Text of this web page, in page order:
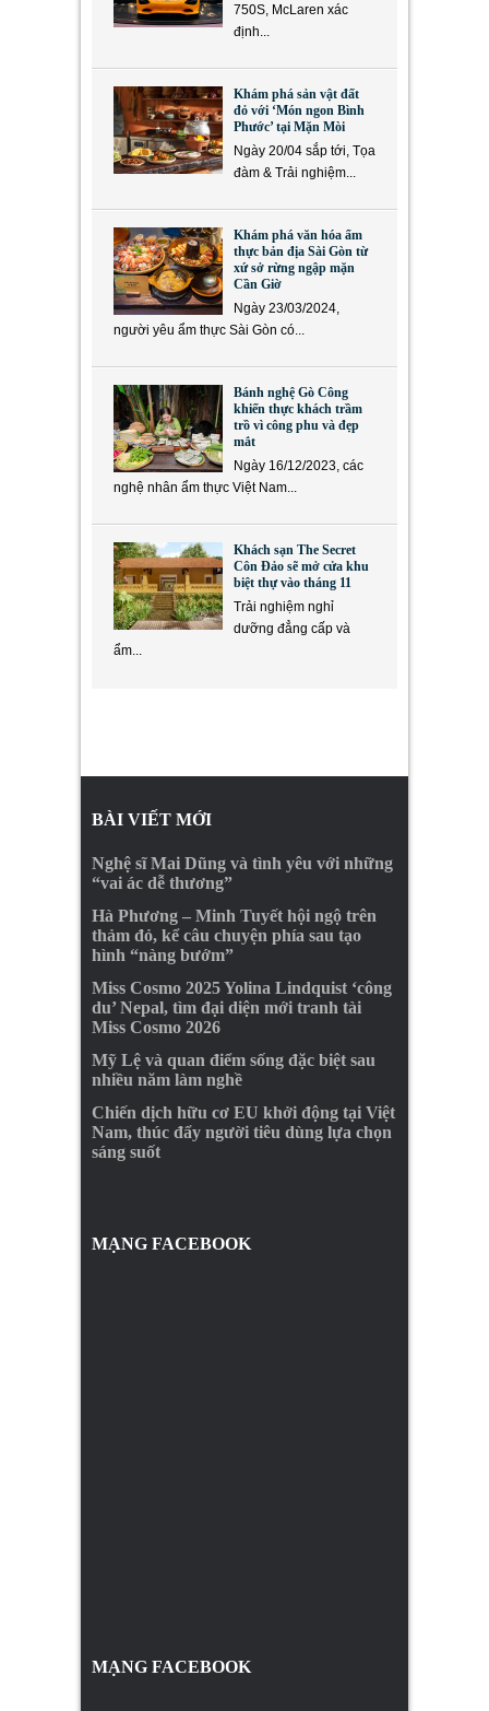
750S, McLaren xác
định...
Khám phá sản vật đất
đỏ với ‘Món ngon Bình
Phước’ tại Mặn Mòi
Ngày 20/04 sắp tới, Tọa
đàm & Trải nghiệm...
Khám phá văn hóa ẩm
thực bản địa Sài Gòn từ
xứ sở rừng ngập mặn
Cần Giờ
Ngày 23/03/2024,
người yêu ẩm thực Sài Gòn có...
Bánh nghệ Gò Công
khiến thực khách trầm
trồ vì công phu và đẹp
mắt
Ngày 16/12/2023, các
nghệ nhân ẩm thực Việt Nam...
Khách sạn The Secret
Côn Đảo sẽ mở cửa khu
biệt thự vào tháng 11
Trải nghiệm nghỉ
dưỡng đẳng cấp và
ẩm...
BÀI VIẾT MỚI
Nghệ sĩ Mai Dũng và tình yêu với những
“vai ác dễ thương”
Hà Phương – Minh Tuyết hội ngộ trên
thảm đỏ, kể câu chuyện phía sau tạo
hình “nàng bướm”
Miss Cosmo 2025 Yolina Lindquist ‘công
du’ Nepal, tìm đại diện mới tranh tài
Miss Cosmo 2026
Mỹ Lệ và quan điểm sống đặc biệt sau
nhiều năm làm nghề
Chiến dịch hữu cơ EU khởi động tại Việt
Nam, thúc đẩy người tiêu dùng lựa chọn
sáng suốt
MẠNG FACEBOOK
MẠNG FACEBOOK